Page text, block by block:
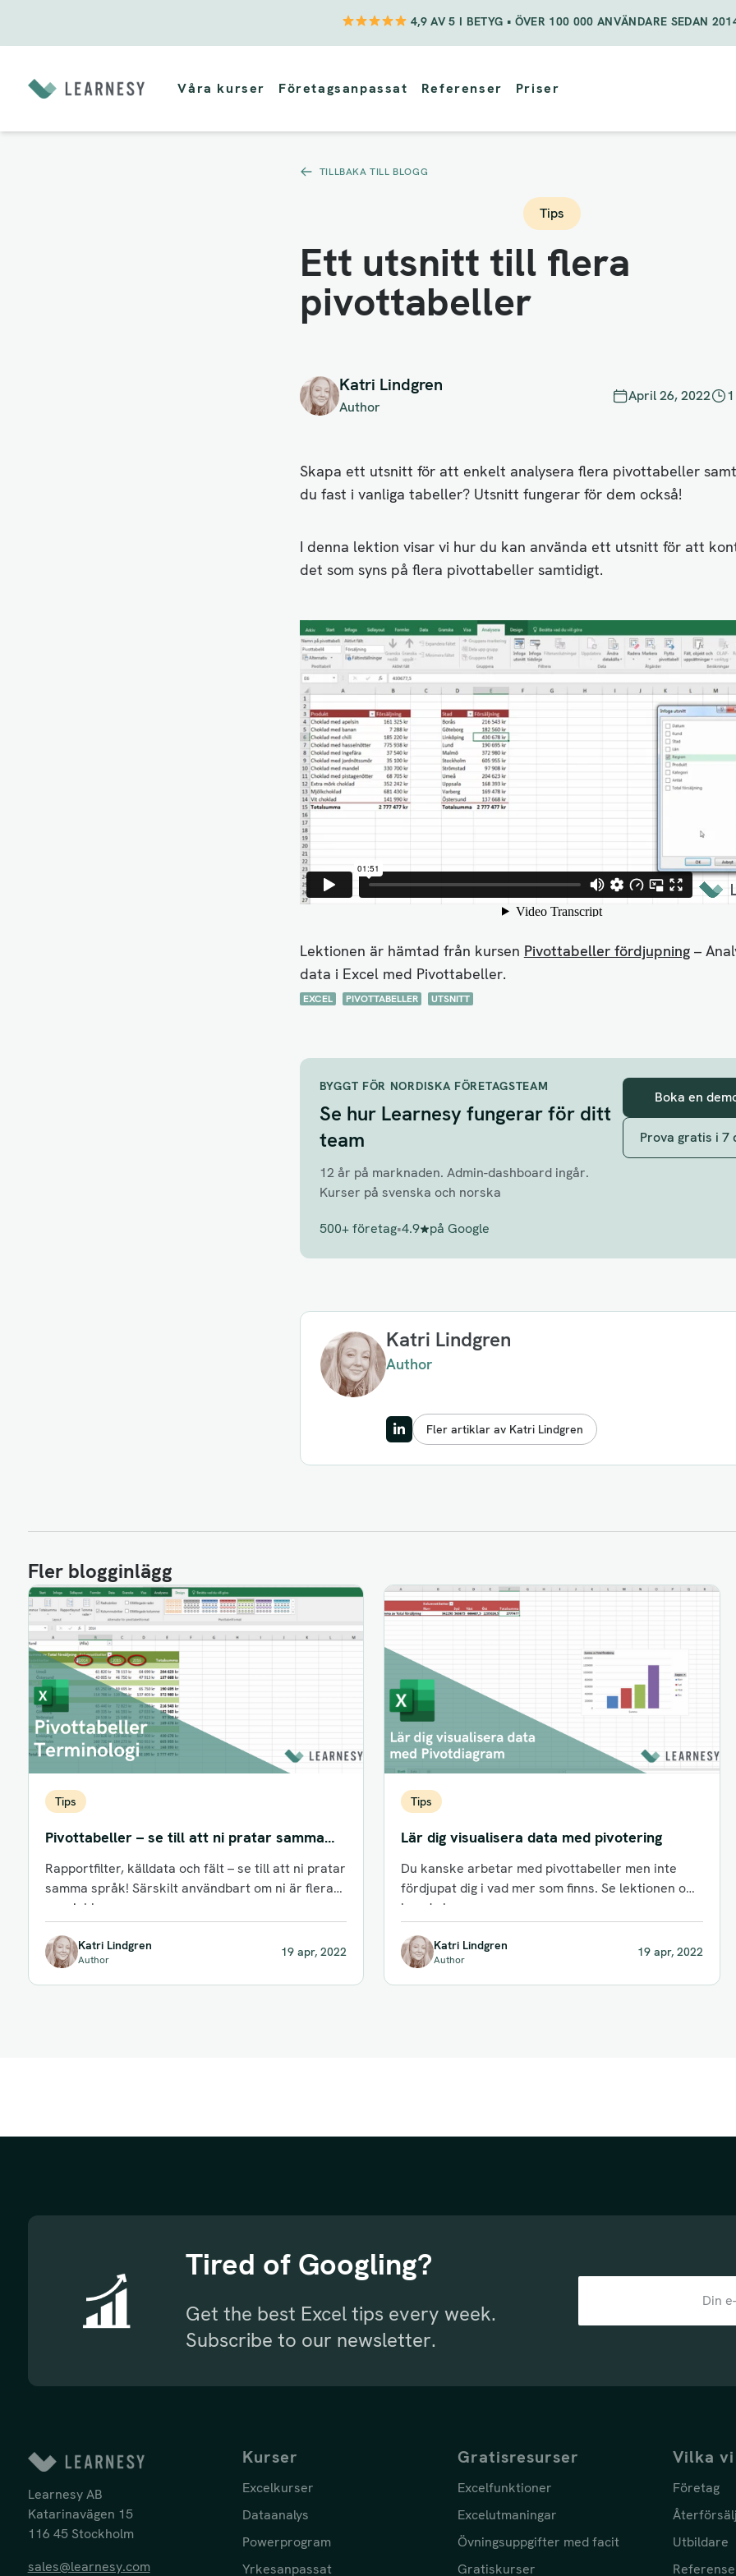
4,9 AV 5 I BETYG • ÖVER 100 000 ANVÄNDARE SEDAN
innehåll
Våra kurser Företagsanpassat Referenser Priser
TILLBAKA TILL BLOGG
Tips
Ett utsnitt till flera
pivottabeller
Katri Lindgren
Author
April 26, 2022
Skapa ett utsnitt för att enkelt analysera flera pivottabeller
du fast i vanliga tabeller? Utsnitt fungerar för dem också!
I denna lektion visar vi hur du kan använda ett utsnitt för att
det som syns på flera pivottabeller samtidigt.
Lektionen är hämtad från kursen Pivottabeller fördjupning–
data i Excel med Pivottabeller.
EXCEL PIVOTTABELLER UTSNITT
BYGGT FÖR NORDISKA FÖRETAGSTEAM
Se hur Learnesy fungerar för ditt
team
12 år på marknaden. Admin-dashboard ingår.
Kurser på svenska och norska
500+ företag•4.9 på Google
Boka en
Prova gratis i 7
Katri Lindgren
Author
Fler artiklar av Katri Lindgren
Fler blogginlägg
Tips
Pivottabeller – se till att ni pratar samma
språk!
Rapportfilter, källdata och fält – se till att ni pratar
samma språk! Särskilt användbart om ni är flera
som jobbar...
Katri Lindgren
Author
19 apr, 2022
Tips
Lär dig visualisera data med pivotering
Du kanske arbetar med pivottabeller men inte
fördjupat dig i vad mer som finns. Se lektionen om
hur du kan...
Katri Lindgren
Author
19 apr, 2022
Tired of Googling?
Get the best Excel tips every week.
Subscribe to our newsletter.
Learnesy AB
Katarinavägen 15
116 45 Stockholm
sales@learnesy.com
Kurser
Excelkurser
Dataanalys
Powerprogram
Yrkesanpassat
Gratisresurser
Excelfunktioner
Excelutmaningar
Övningsuppgifter med facit
Gratiskurser
Vilka
Företag
Utbildare